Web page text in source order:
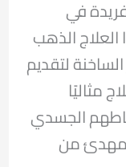
في
الذهب
الساخنة لتقديم
مثاليًا
الجسدي
مهدئ من